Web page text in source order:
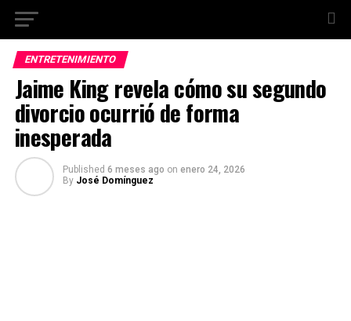
ENTRETENIMIENTO
Jaime King revela cómo su segundo
divorcio ocurrió de forma
inesperada
Published 6 meses ago on enero 24, 2026
By José Domínguez